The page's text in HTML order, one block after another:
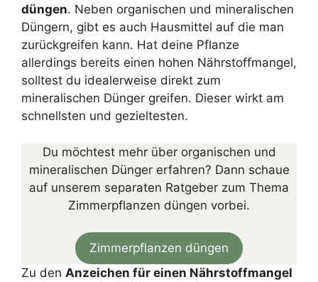
düngen. Neben organischen und mineralischen
Düngern, gibt es auch Hausmittel auf die man
zurückgreifen kann. Hat deine Pflanze
allerdings bereits einen hohen Nährstoffmangel,
solltest du idealerweise direkt zum
mineralischen Dünger greifen. Dieser wirkt am
schnellsten und gezieltesten.
Du möchtest mehr über organischen und
mineralischen Dünger erfahren? Dann schaue
auf unserem separaten Ratgeber zum Thema
Zimmerpflanzen düngen vorbei.
Zimmerpflanzen düngen
Zu den Anzeichen für einen Nährstoffmangel